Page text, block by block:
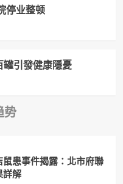
停业整顿
罐引發健康隱憂
势
鼠患事件揭露：北市府聯
詳解